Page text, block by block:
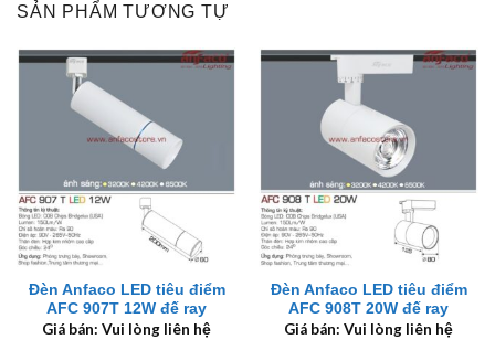
SẢN PHẨM TƯƠNG TỰ
Đèn Anfaco LED tiêu điểm
AFC 907T 12W đế ray
Giá bán: Vui lòng liên hệ
Đèn Anfaco LED tiêu điểm
AFC 908T 20W đế ray
Giá bán: Vui lòng liên hệ